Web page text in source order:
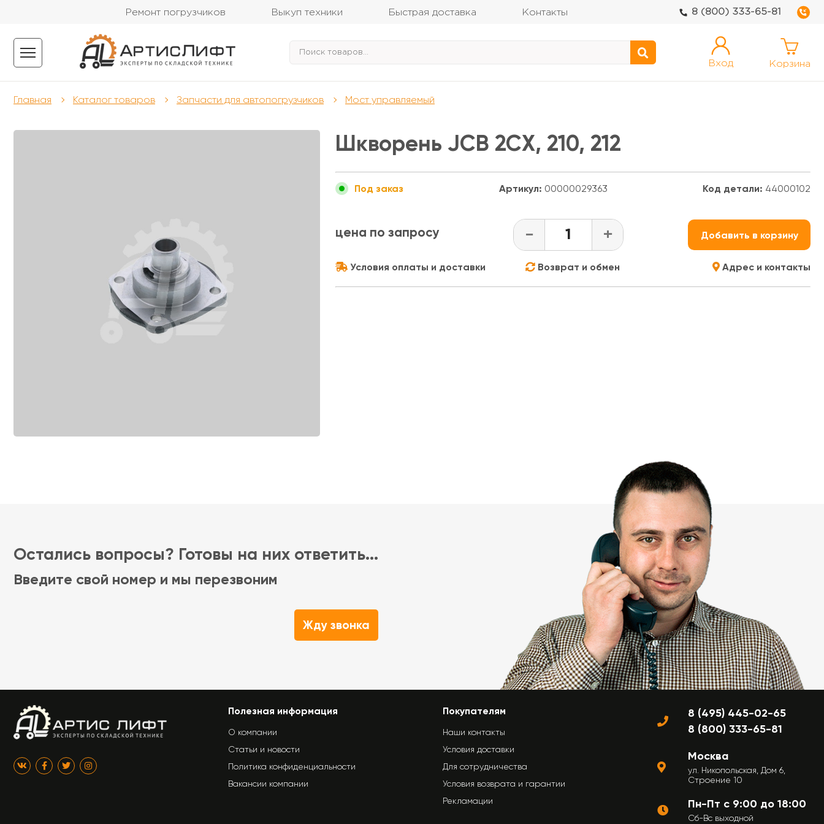
Ремонт погрузчиков Выкуп техники Быстрая доставка Контакты 8 (800) 333-65-81
Вход Корзина
Главная Каталог товаров Запчасти для автопогрузчиков Мост управляемый
Шкворень JCB 2CX, 210, 212
Под заказ Артикул: 00000029363 Код детали: 44000102
цена по запросу - + Добавить в корзину
Условия оплаты и доставки Возврат и обмен Адрес и контакты
Остались вопросы? Готовы на них ответить...
Введите свой номер и мы перезвоним
Жду звонка
Полезная информация
О компании
Статьи и новости
Политика конфиденциальности
Вакансии компании
Покупателям
Наши контакты
Условия доставки
Для сотрудничества
Условия возврата и гарантии
Рекламации
8 (495) 445-02-65
8 (800) 333-65-81
Москва
ул. Никопольская, Дом 6,
Строение 10
Пн-Пт с 9:00 до 18:00
Сб-Вс выходной